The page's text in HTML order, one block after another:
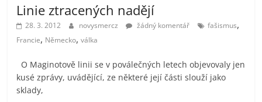
Linie ztracených nadějí
28. 3. 2012 novysmercz žádný komentář fašismus,
Francie, Německo,válka
O Maginotově linii se v poválečných letech objevovaly jen
kusé zprávy, uvádějící, ze některé její části slouží jako
sklady,